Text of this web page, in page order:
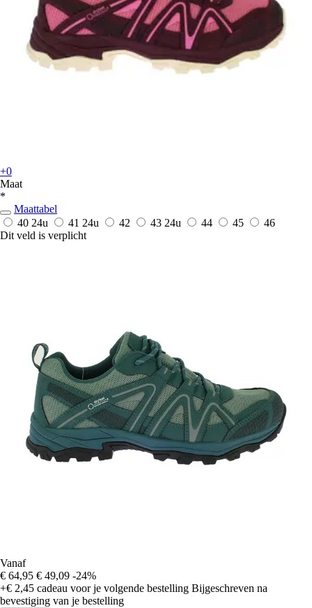
+0
Maat
*
Maattabel
40 24u 41 24u 42 43 24u 44 45
46
Dit veld is verplicht
Vanaf
€ 64,95 € 49,09 -24%
+€ 2,45 cadeau voor je volgende bestelling Bijgeschreven na
bevestiging van je bestelling